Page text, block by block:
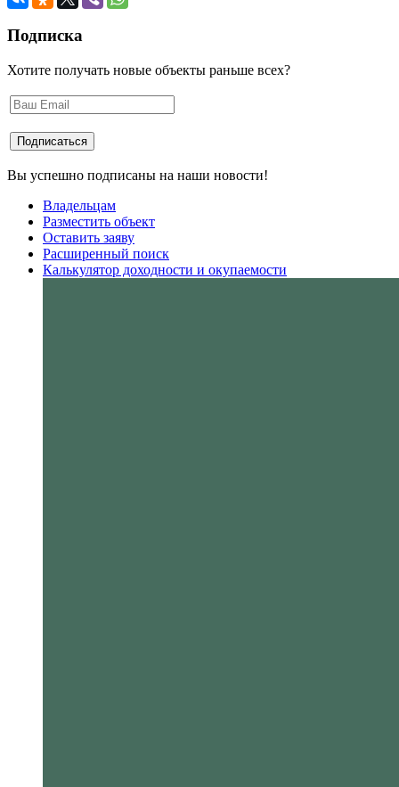
Подписка
Хотите получать новые объекты раньше всех?
Вы успешно подписаны на наши новости!
Владельцам
Разместить объект
Оставить заяву
Расширенный поиск
Калькулятор доходности и окупаемости